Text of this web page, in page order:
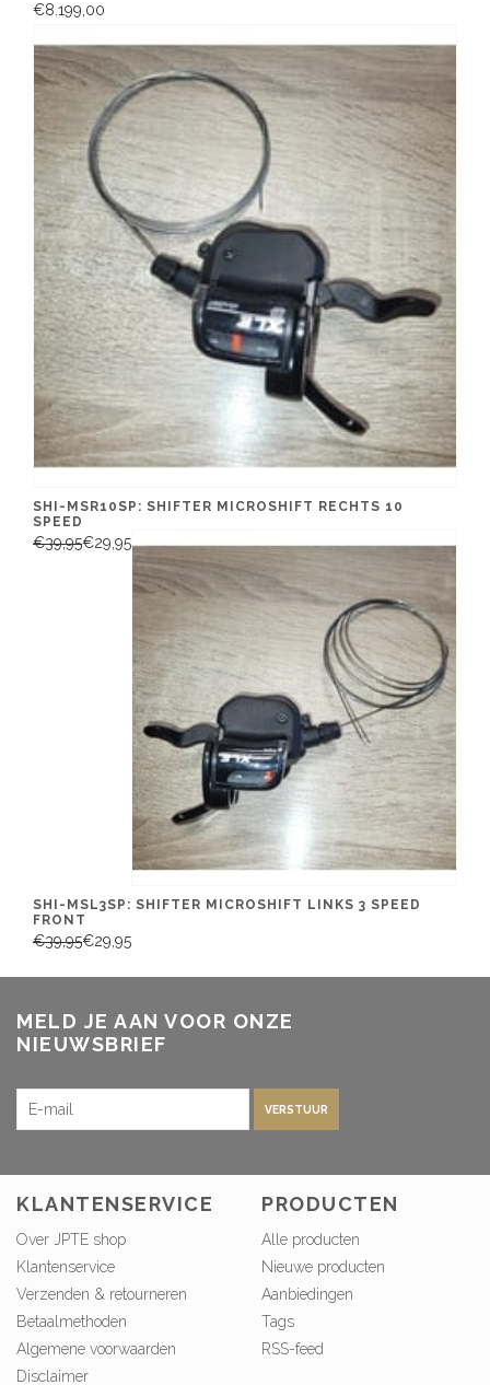
€8.199,00
SHI-MSR10SP: SHIFTER MICROSHIFT RECHTS 10
SPEED
€39,95€29,95
SHI-MSL3SP: SHIFTER MICROSHIFT LINKS 3 SPEED
FRONT
€39,95€29,95
MELD JE AAN VOOR ONZE
NIEUWSBRIEF
VERSTUUR
KLANTENSERVICE
Over JPTE shop
Klantenservice
Verzenden & retourneren
Betaalmethoden
Algemene voorwaarden
Disclaimer
PRODUCTEN
Alle producten
Nieuwe producten
Aanbiedingen
Tags
RSS-feed